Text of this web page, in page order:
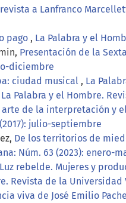
a Lanfranco
pago , La Palabra y el
Presentación de la
diciembre
ciudad musical , La
La Palabra y el Hombre.
arte de la interpretación y
julio-septiembre
De los territorios de
Núm. 63 (2023): enero-
Luz rebelde. Mujeres y
Revista de la
viva de José Emilio